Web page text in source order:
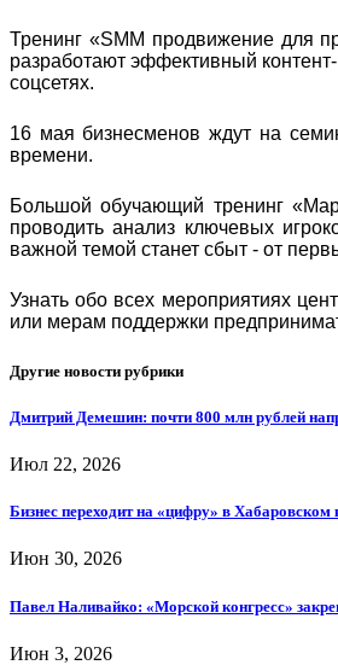
Тренинг «SMM продвижение для
разработают эффективный
соцсетях.
16 мая бизнесменов ждут на
времени.
Большой обучающий тренинг
проводить анализ ключевых
важной темой станет сбыт - от
Узнать обо всех мероприятиях
или мерам поддержки
Другие новости рубрики
Дмитрий Демешин: почти 800 млн рублей
Июл 22, 2026
Бизнес переходит на «цифру» в Хабаровском
Июн 30, 2026
Павел Наливайко: «Морской конгресс»
Июн 3, 2026